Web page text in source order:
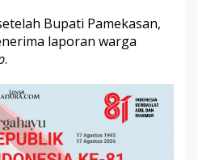
Bupati Pamekasan,
laporan warga
.